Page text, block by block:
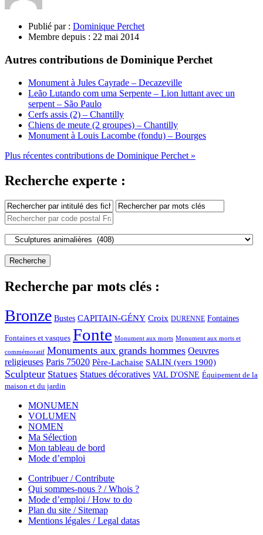
Publié par : Dominique Perchet
Membre depuis : 22 mai 2014
Autres contributions de Dominique Perchet
Monument à Jules Cayrade – Decazeville
Leão Lutando com uma Serpente – Lion luttant avec un
serpent – São Paulo
Cerfs assis (2) – Chantilly
Chiens de meute (2 groupes) – Chantilly
Monument à Louis Lacombe (fondu) – Bourges
Plus récentes contributions de Dominique Perchet »
Recherche experte :
Recherche par mots clés :
Bronze Bustes CAPITAIN-GÉNY Croix DURENNE Fontaines
Fontaines et vasques Fonte Monument aux morts Monument aux morts et
commémoratif Monuments aux grands hommes Oeuvres
religieuses Paris 75020 Père-Lachaise SALIN (vers 1900)
Sculpteur Statues Statues décoratives VAL D'OSNE Équipement de la
maison et du jardin
MONUMEN
VOLUMEN
NOMEN
Ma Sélection
Mon tableau de bord
Mode d’emploi
Contribuer / Contribute
Qui sommes-nous ? / Whois ?
Mode d’emploi / How to do
Plan du site / Sitemap
Mentions légales / Legal datas